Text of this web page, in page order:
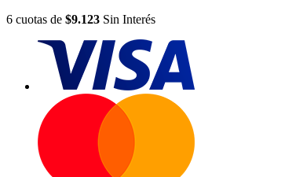
6 cuotas de $9.123 Sin Interés